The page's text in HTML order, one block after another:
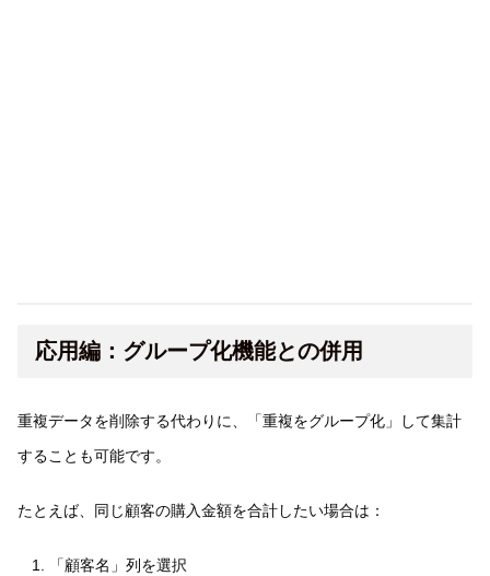
応用編：グループ化機能との併用
重複データを削除する代わりに、「重複をグループ化」して集計
することも可能です。
たとえば、同じ顧客の購入金額を合計したい場合は：
「顧客名」列を選択